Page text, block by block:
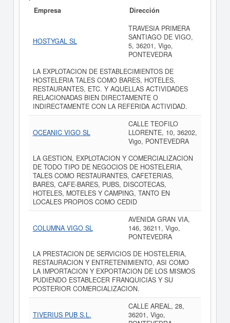
Empresa Dirección
HOSTYGAL SL
TRAVESIA PRIMERA
SANTIAGO DE VIGO,
5, 36201, Vigo,
PONTEVEDRA
LA EXPLOTACION DE ESTABLECIMIENTOS DE
HOSTELERIA TALES COMO BARES, HOTELES,
RESTAURANTES, ETC. Y AQUELLAS ACTIVIDADES
RELACIONADAS BIEN DIRECTAMENTE O
INDIRECTAMENTE CON LA REFERIDA ACTIVIDAD.
OCEANIC VIGO SL
CALLE TEOFILO
LLORENTE, 10, 36202,
Vigo, PONTEVEDRA
LA GESTION, EXPLOTACION Y COMERCIALIZACION
DE TODO TIPO DE NEGOCIOS DE HOSTELERIA,
TALES COMO RESTAURANTES, CAFETERIAS,
BARES, CAFE-BARES, PUBS, DISCOTECAS,
HOTELES, MOTELES Y CAMPING, TANTO EN
LOCALES PROPIOS COMO CEDID
COLUMNA VIGO SL
AVENIDA GRAN VIA,
146, 36211, Vigo,
PONTEVEDRA
LA PRESTACION DE SERVICIOS DE HOSTELERIA,
RESTAURACION Y ENTRETENIMIENTO, ASI COMO
LA IMPORTACION Y EXPORTACION DE LOS MISMOS
PUDIENDO ESTABLECER FRANQUICIAS Y SU
POSTERIOR COMERCIALIZACION.
TIVERIUS PUB S.L.
CALLE AREAL, 28,
36201, Vigo,